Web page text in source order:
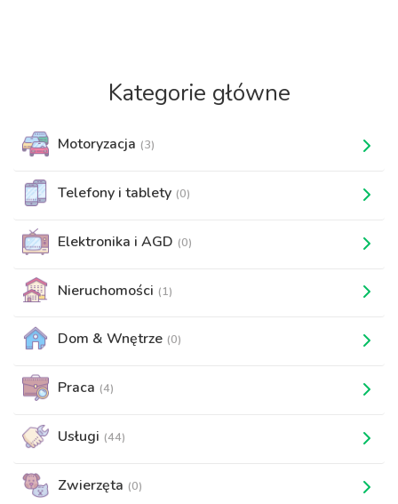
Kategorie główne
Motoryzacja (3)
Telefony i tablety (0)
Elektronika i AGD (0)
Nieruchomości (1)
Dom & Wnętrze (0)
Praca (4)
Usługi (44)
Zwierzęta (0)